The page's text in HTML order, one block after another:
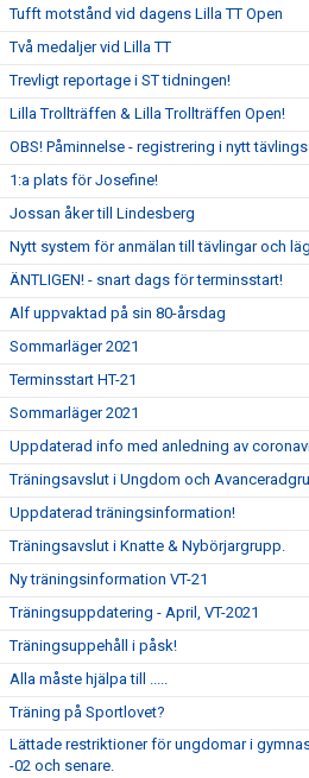
Tufft motstånd vid dagens Lilla TT Open
Två medaljer vid Lilla TT
Trevligt reportage i ST tidningen!
Lilla Trollträffen & Lilla Trollträffen Open!
OBS! Påminnelse - registrering i nytt
1:a plats för Josefine!
Jossan åker till Lindesberg
Nytt system för anmälan till tävlingar och
ÄNTLIGEN! - snart dags för terminsstart!
Alf uppvaktad på sin 80-årsdag
Sommarläger 2021
Terminsstart HT-21
Sommarläger 2021
Uppdaterad info med anledning av
Träningsavslut i Ungdom och
Uppdaterad träningsinformation!
Träningsavslut i Knatte & Nybörjargrupp.
Ny träningsinformation VT-21
Träningsuppdatering - April, VT-2021
Träningsuppehåll i påsk!
Alla måste hjälpa till .....
Träning på Sportlovet?
Lättade restriktioner för ungdomar i
-02 och senare.